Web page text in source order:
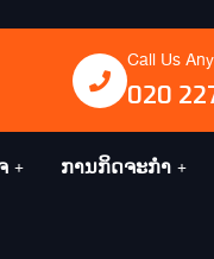
Call Us
020
ການກິດຈະກໍາ